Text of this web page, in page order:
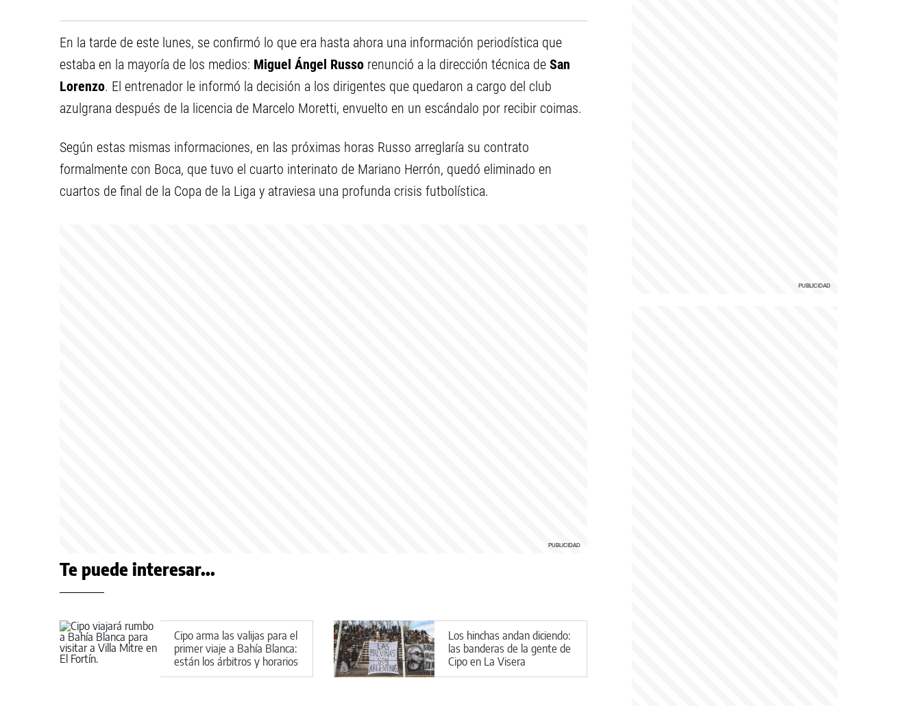
En la tarde de este lunes, se confirmó lo que era hasta ahora una información periodística que
estaba en la mayoría de los medios: Miguel Ángel Russo renunció a la dirección técnica de San
Lorenzo. El entrenador le informó la decisión a los dirigentes que quedaron a cargo del club
azulgrana después de la licencia de Marcelo Moretti, envuelto en un escándalo por recibir coimas.
Según estas mismas informaciones, en las próximas horas Russo arreglaría su contrato
formalmente con Boca, que tuvo el cuarto interinato de Mariano Herrón, quedó eliminado en
cuartos de final de la Copa de la Liga y atraviesa una profunda crisis futbolística.
Te puede interesar...
Cipo arma las valijas para el
primer viaje a Bahía Blanca:
están los árbitros y horarios
de la fecha
Los hinchas andan diciendo:
las banderas de la gente de
Cipo en La Visera